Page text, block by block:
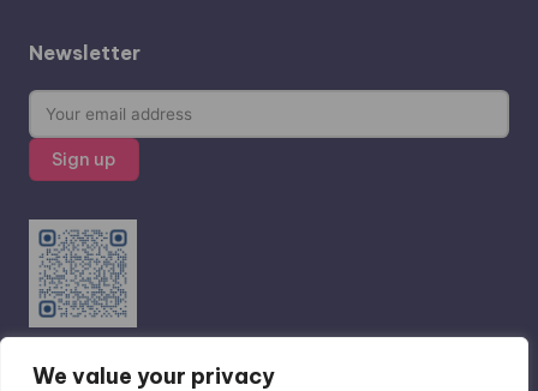
We value your privacy
Newsletter